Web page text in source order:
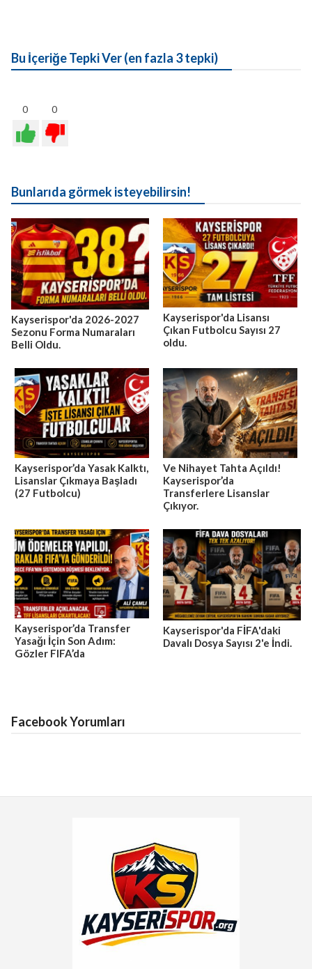
Bu İçeriğe Tepki Ver (en fazla 3 tepki)
0 0
Bunlarıda görmek isteyebilirsin!
Kayserispor'da 2026-2027
Sezonu Forma Numaraları
Belli Oldu.
Kayserispor'da Lisansı
Çıkan Futbolcu Sayısı 27
oldu.
Kayserispor’da Yasak Kalktı,
Lisanslar Çıkmaya Başladı
(27 Futbolcu)
Ve Nihayet Tahta Açıldı!
Kayserispor’da
Transferlere Lisanslar
Çıkıyor.
Kayserispor’da Transfer
Yasağı İçin Son Adım:
Gözler FIFA’da
Kayserispor'da FİFA'daki
Davalı Dosya Sayısı 2'e İndi.
Facebook Yorumları